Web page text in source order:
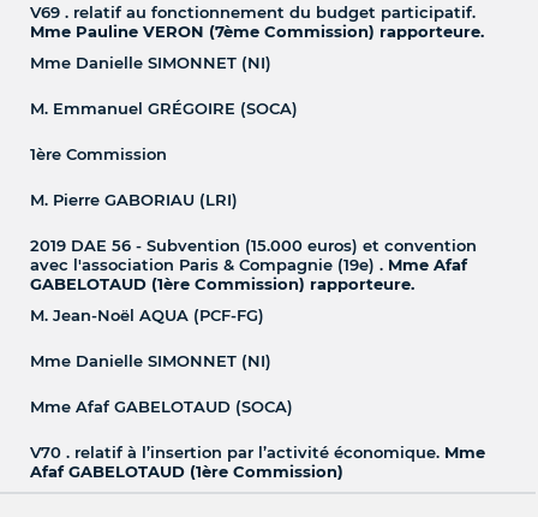
V69 . relatif au fonctionnement du budget participatif.
Mme Pauline VERON (7ème Commission) rapporteure.
Mme Danielle SIMONNET (NI)
M. Emmanuel GRÉGOIRE (SOCA)
1ère Commission
M. Pierre GABORIAU (LRI)
2019 DAE 56 - Subvention (15.000 euros) et convention
avec l'association Paris & Compagnie (19e) . Mme Afaf
GABELOTAUD (1ère Commission) rapporteure.
M. Jean-Noël AQUA (PCF-FG)
Mme Danielle SIMONNET (NI)
Mme Afaf GABELOTAUD (SOCA)
V70 . relatif à l’insertion par l’activité économique. Mme
Afaf GABELOTAUD (1ère Commission)